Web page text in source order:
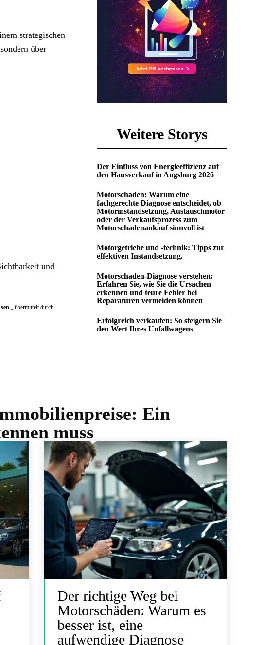
strategischen
über
und
„, übermittelt durch
Weitere Storys
Der Einfluss von Energieeffizienz auf
den Hausverkauf in Augsburg 2026
Motorschaden: Warum eine
fachgerechte Diagnose entscheidet, ob
Motorinstandsetzung, Austauschmotor
oder der Verkaufsprozess zum
Motorschadenankauf sinnvoll ist
Motorgetriebe und -technik: Tipps zur
effektiven Instandsetzung.
Motorschaden-Diagnose verstehen:
Erfahren Sie, wie Sie die Ursachen
erkennen und teure Fehler bei
Reparaturen vermeiden können
Erfolgreich verkaufen: So steigern Sie
den Wert Ihres Unfallwagens
Ein
muss
Der richtige Weg bei
Motorschäden: Warum es
besser ist, eine
aufwendige Diagnose